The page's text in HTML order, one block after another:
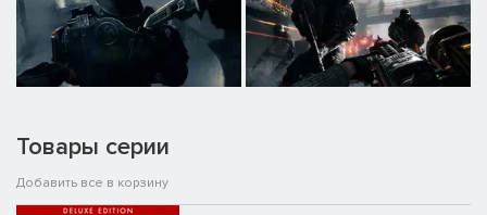
Товары серии
Добавить все в корзину